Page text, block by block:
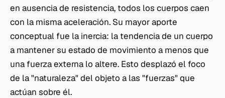
en ausencia de resistencia, todos los cuerpos caen
con la misma aceleración. Su mayor aporte
conceptual fue la inercia: la tendencia de un cuerpo
a mantener su estado de movimiento a menos que
una fuerza externa lo altere. Esto desplazó el foco
de la "naturaleza" del objeto a las "fuerzas" que
actúan sobre él.